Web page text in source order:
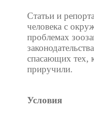
Статьи и
человека с
проблемах
спасающих тех,
приручили.
Условия